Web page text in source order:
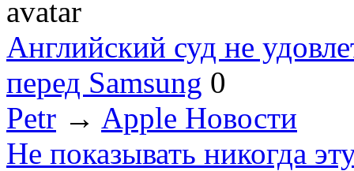
Английский суд не
перед Samsung 0
Petr → Apple Новости
Не показывать никогда